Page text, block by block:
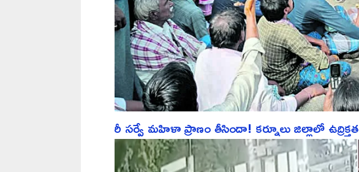
రీ సర్వే మహిళా ప్రాణం తీసిందా! కర్నూలు జిల్లాలో ఉద్రిక్తత